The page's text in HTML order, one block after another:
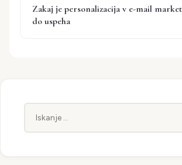
Zakaj je personalizacija v e-mail
do uspeha